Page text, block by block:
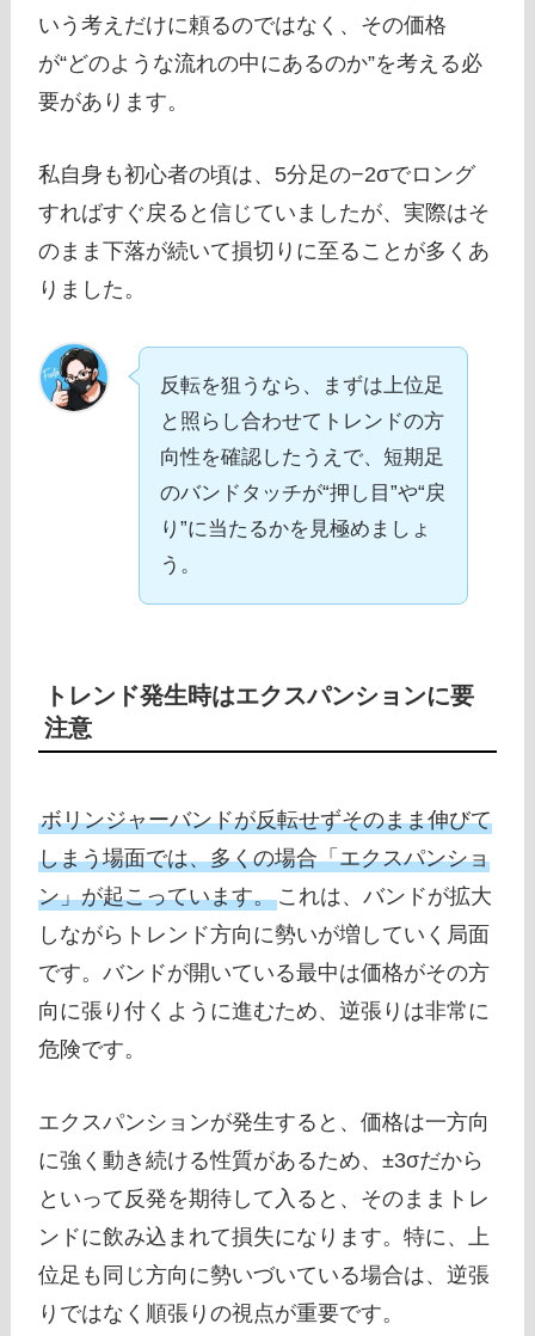
いう考えだけに頼るのではなく、その価格
が“どのような流れの中にあるのか”を考える必
要があります。
私自身も初心者の頃は、5分足の−2σでロング
すればすぐ戻ると信じていましたが、実際はそ
のまま下落が続いて損切りに至ることが多くあ
りました。
反転を狙うなら、まずは上位足
と照らし合わせてトレンドの方
向性を確認したうえで、短期足
のバンドタッチが“押し目”や“戻
り”に当たるかを見極めましょ
う。
トレンド発生時はエクスパンションに要
注意
ボリンジャーバンドが反転せずそのまま伸びて
しまう場面では、多くの場合「エクスパンショ
ン」が起こっています。これは、バンドが拡大
しながらトレンド方向に勢いが増していく局面
です。バンドが開いている最中は価格がその方
向に張り付くように進むため、逆張りは非常に
危険です。
エクスパンションが発生すると、価格は一方向
に強く動き続ける性質があるため、±3σだから
といって反発を期待して入ると、そのままトレ
ンドに飲み込まれて損失になります。特に、上
位足も同じ方向に勢いづいている場合は、逆張
りではなく順張りの視点が重要です。